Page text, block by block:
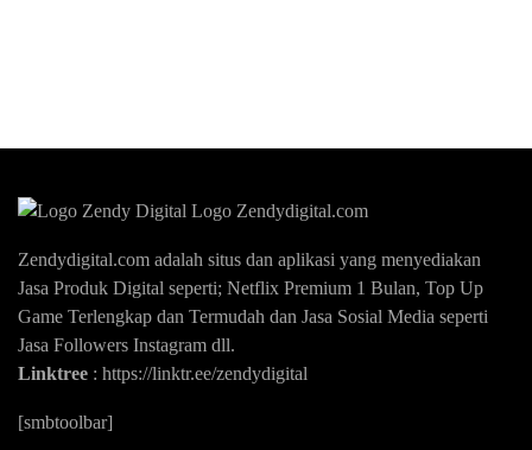
Zendydigital.com adalah situs dan aplikasi yang menyediakan
Jasa Produk Digital seperti; Netflix Premium 1 Bulan, Top Up
Game Terlengkap dan Termudah dan Jasa Sosial Media seperti
Jasa Followers Instagram dll.
Linktree : https://linktr.ee/zendydigital
[smbtoolbar]